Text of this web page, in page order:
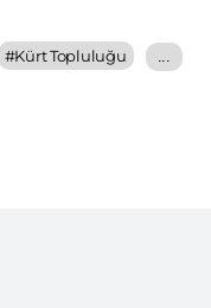
#Kürt Topluluğu ...